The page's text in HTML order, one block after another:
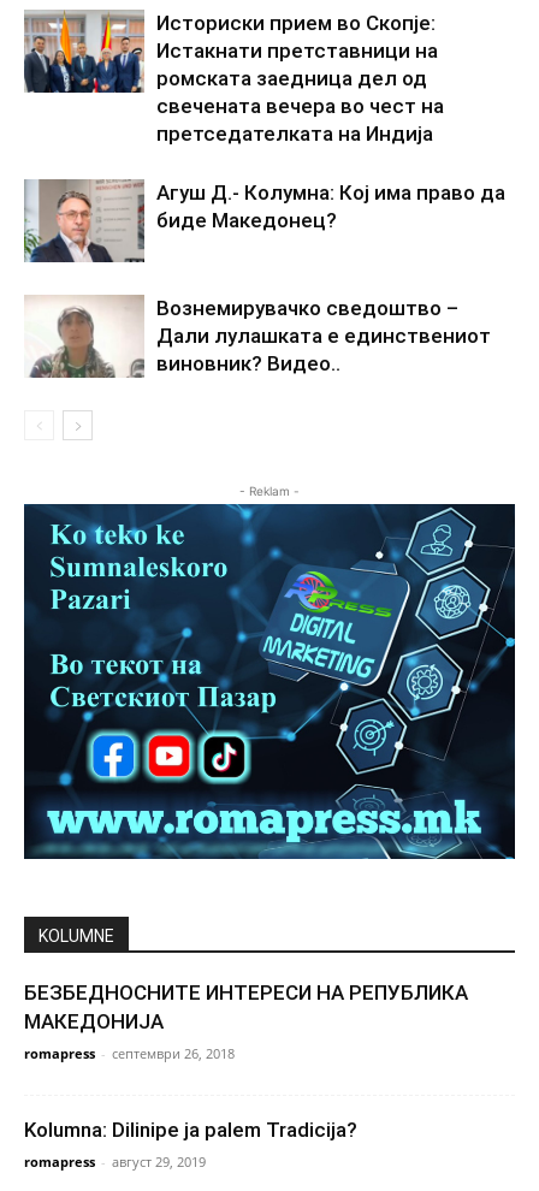
Историски прием во Скопје:
Истакнати претставници на
ромската заедница дел од
свечената вечера во чест на
претседателката на Индија
Агуш Д.- Колумна: Кој има право да
биде Македонец?
Вознемирувачко сведоштво –
Дали лулашката е единствениот
виновник? Видео..
- Reklam -
KOLUMNE
БЕЗБЕДНОСНИТЕ ИНТЕРЕСИ НА РЕПУБЛИКА
МАКЕДОНИЈА
romapress - септември 26, 2018
Kolumna: Dilinipe ja palem Tradicija?
romapress - август 29, 2019